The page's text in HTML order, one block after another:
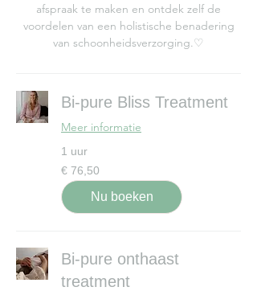
afspraak te maken en ontdek zelf de
voordelen van een holistische benadering
van schoonheidsverzorging.♡
http://schoonheidsspecialiste.web-
directory.be
http://schoonheidssalon.bestelinks.nl
http://beauty-schoonheid.boogo.nl
http://schoonheidssalon.linkjespagina.nl
http://schoonheidssalons.linkgoed.nl
Bi-pure Bliss Treatment
Meer informatie
1 uur
76,50
euro
€ 76,50
Nu boeken
Bi-pure onthaast
treatment